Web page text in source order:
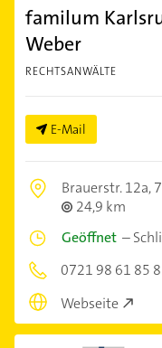
familum
Weber
RECHTSANWÄLTE
E-Mail
Brauerstr. 12a,
24,9 km
Geöffnet –
0721 98 61 85
Webseite